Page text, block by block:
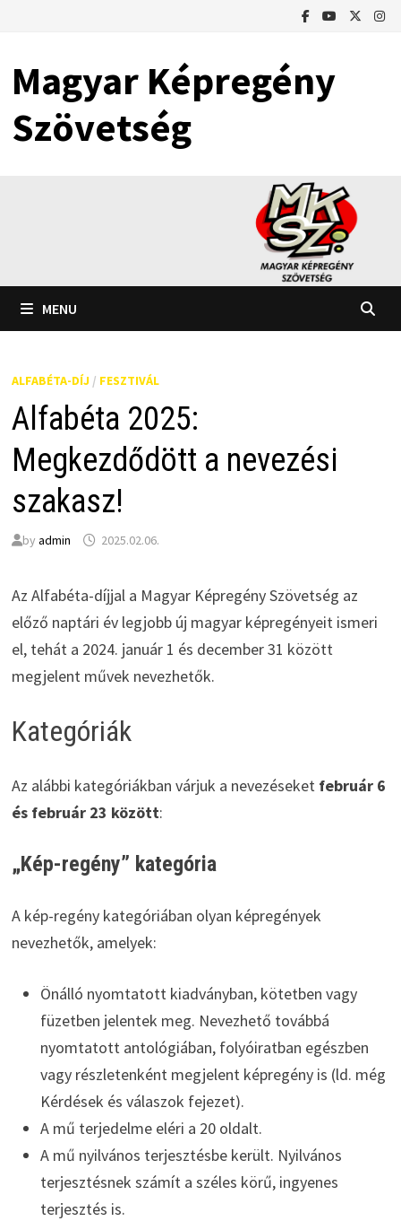
Magyar Képregény
Szövetség
MENU
ALFABÉTA-DÍJ/ FESZTIVÁL
Alfabéta 2025:
Megkezdődött a nevezési
szakasz!
by admin 2025.02.06.
Az Alfabéta-díjjal a Magyar Képregény Szövetség az
előző naptári év legjobb új magyar képregényeit ismeri
el, tehát a 2024. január 1 és december 31 között
megjelent művek nevezhetők.
Kategóriák
Az alábbi kategóriákban várjuk a nevezéseket február 6
és február 23 között:
„Kép-regény” kategória
A kép-regény kategóriában olyan képregények
nevezhetők, amelyek:
Önálló nyomtatott kiadványban, kötetben vagy
füzetben jelentek meg. Nevezhető továbbá
nyomtatott antológiában, folyóiratban egészben
vagy részletenként megjelent képregény is (ld. még
Kérdések és válaszok fejezet).
A mű terjedelme eléri a 20 oldalt.
A mű nyilvános terjesztésbe került. Nyilvános
terjesztésnek számít a széles körű, ingyenes
terjesztés is.